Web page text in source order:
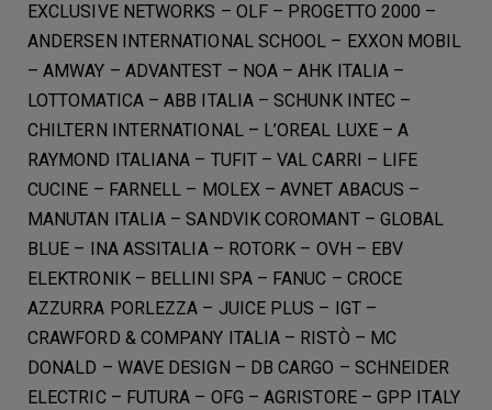
EXCLUSIVE NETWORKS – OLF – PROGETTO 2000 –
ANDERSEN INTERNATIONAL SCHOOL – EXXON MOBIL
– AMWAY – ADVANTEST – NOA – AHK ITALIA –
LOTTOMATICA – ABB ITALIA – SCHUNK INTEC –
CHILTERN INTERNATIONAL – L’OREAL LUXE – A
RAYMOND ITALIANA – TUFIT – VAL CARRI – LIFE
CUCINE – FARNELL – MOLEX – AVNET ABACUS –
MANUTAN ITALIA – SANDVIK COROMANT – GLOBAL
BLUE – INA ASSITALIA – ROTORK – OVH – EBV
ELEKTRONIK – BELLINI SPA – FANUC – CROCE
AZZURRA PORLEZZA – JUICE PLUS – IGT –
CRAWFORD & COMPANY ITALIA – RISTÒ – MC
DONALD – WAVE DESIGN – DB CARGO – SCHNEIDER
ELECTRIC – FUTURA – OFG – AGRISTORE – GPP ITALY